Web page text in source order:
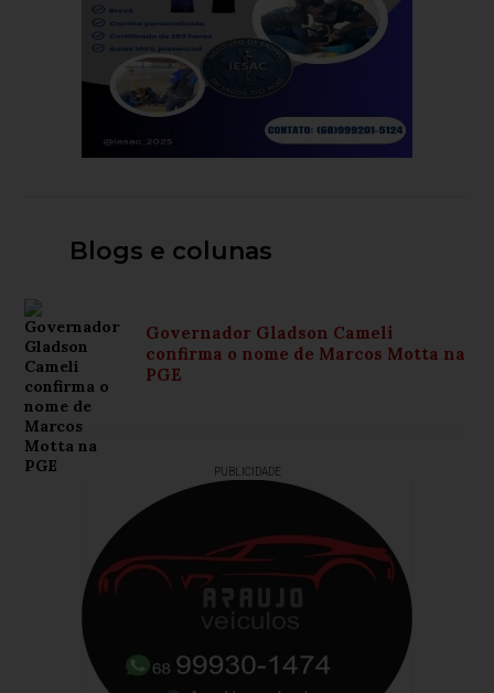
Blogs e colunas
Governador Gladson Cameli
confirma o nome de Marcos Motta na
PGE
PUBLICIDADE